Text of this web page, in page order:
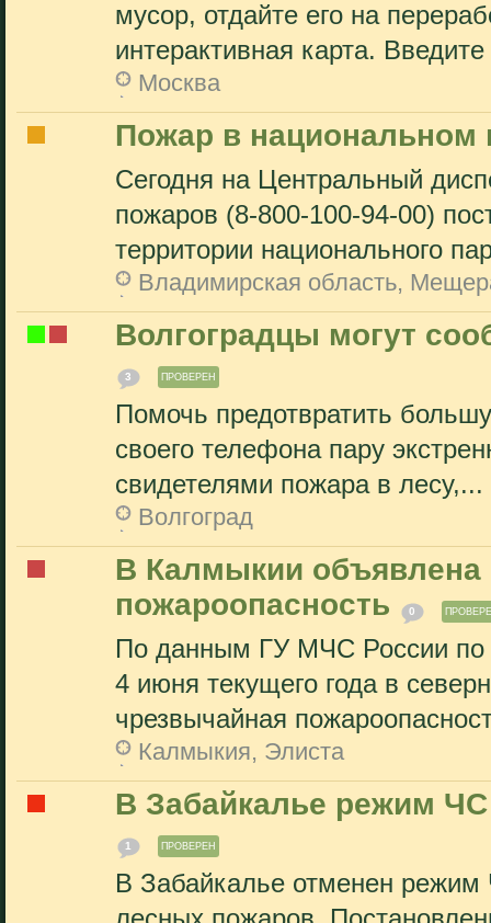
мусор, отдайте его на
интерактивная карта.
Москва
Пожар в национальном
Сегодня на Центральный
пожаров (8-800-100-94-00)
территории национального
Владимирская область,
Волгоградцы могут
3 ПРОВЕРЕН
Помочь предотвратить
своего телефона пару
свидетелями пожара в лесу,...
Волгоград
В Калмыкии объявлена
пожароопасность
0
По данным ГУ МЧС России по
4 июня текущего года в
чрезвычайная
Калмыкия, Элиста
В Забайкалье режим
1 ПРОВЕРЕН
В Забайкалье отменен